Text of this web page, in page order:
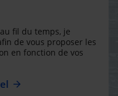
fil du temps, je
de vous proposer les
en fonction de vos